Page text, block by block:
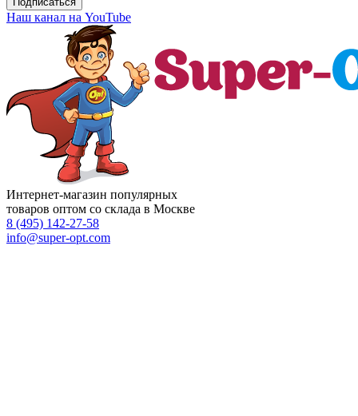
Наш канал на YouTube
Интернет-магазин популярных
товаров оптом со склада в Москве
8 (495) 142-27-58
info@super-opt.com